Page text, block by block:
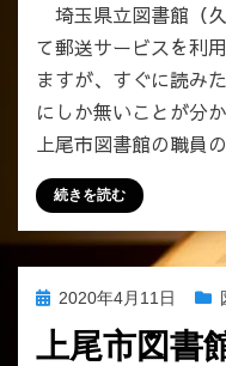
埼玉県立図書館（
て郵送サービスを利
ますが、すぐに読み
にしか無いことが分
上尾市図書館の職員
続きを読む
投
日:
2020年4月11日
上尾市図書